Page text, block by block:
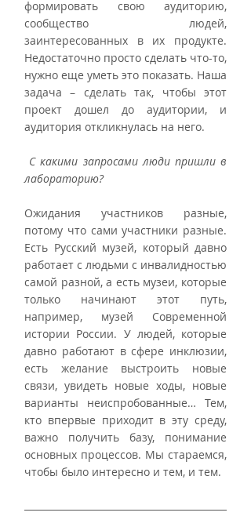
формировать свою аудиторию,
сообщество людей,
заинтересованных в их продукте.
Недостаточно просто сделать что-то,
нужно еще уметь это показать. Наша
задача – сделать так, чтобы этот
проект дошел до аудитории, и
аудитория откликнулась на него.
С какими запросами люди пришли в
лабораторию?
Ожидания участников разные,
потому что сами участники разные.
Есть Русский музей, который давно
работает с людьми с инвалидностью
самой разной, а есть музеи, которые
только начинают этот путь,
например, музей Современной
истории России. У людей, которые
давно работают в сфере инклюзии,
есть желание выстроить новые
связи, увидеть новые ходы, новые
варианты неиспробованные… Тем,
кто впервые приходит в эту среду,
важно получить базу, понимание
основных процессов. Мы стараемся,
чтобы было интересно и тем, и тем.